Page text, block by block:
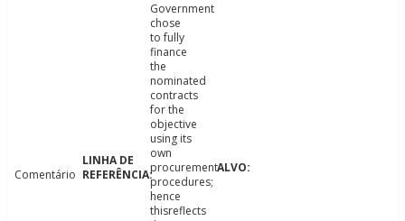
Comentário
Government
chose
to fully
finance
the
nominated
contracts
for the
objective
using its
own
procurement
procedures;
hence
thisreflects